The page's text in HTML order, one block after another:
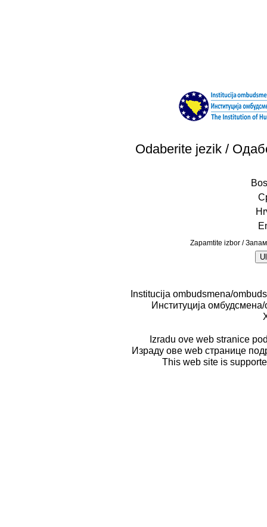
Odaberite jezik /
Zapamtite izbor /
Institucija ombudsmena/
Институција
Izradu ove web stranice
Израду ове web странице
This web site is